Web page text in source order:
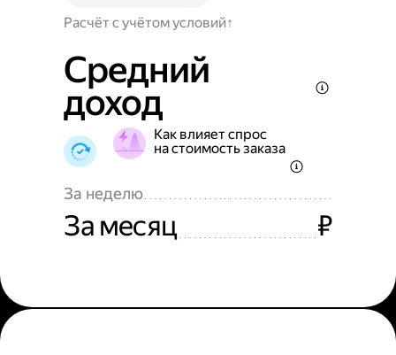
Расчёт с учётом условий
Средний
доход
Как влияет спрос
на стоимость заказа
За неделю
За месяц ₽